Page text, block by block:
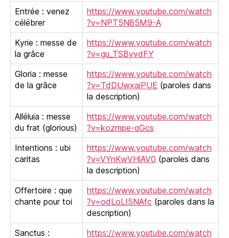
Entrée : venez
célébrer
https://www.youtube.com/watch
?v=NPT5N85M9-A
Kyrie : messe de
la grâce
https://www.youtube.com/watch
?v=gu_TSByvdFY
Gloria : messe
de la grâce
https://www.youtube.com/watch
?v=TdDUwxaiPUE (paroles dans
la description)
Alléluia : messe
du frat (glorious)
https://www.youtube.com/watch
?v=kozmpe-qGcs
Intentions : ubi
caritas
https://www.youtube.com/watch
?v=VYnKwVHlAV0 (paroles dans
la description)
Offertoire : que
chante pour toi
https://www.youtube.com/watch
?v=odLoLI5NAfc (paroles dans la
description)
Sanctus :
https://www.youtube.com/watch